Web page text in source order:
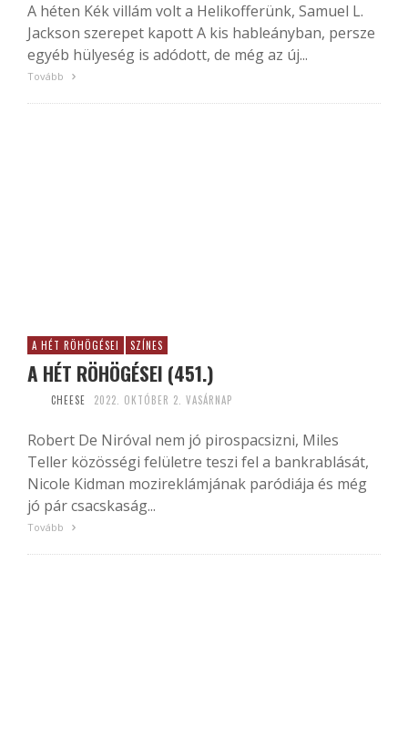
A héten Kék villám volt a Helikofferünk, Samuel L.
Jackson szerepet kapott A kis hableányban, persze
egyéb hülyeség is adódott, de még az új...
Tovább
A HÉT RÖHÖGÉSEI SZÍNES
A HÉT RÖHÖGÉSEI (451.)
CHEESE 2022. OKTÓBER 2. VASÁRNAP
Robert De Niróval nem jó pirospacsizni, Miles
Teller közösségi felületre teszi fel a bankrablását,
Nicole Kidman mozireklámjának paródiája és még
jó pár csacskaság...
Tovább